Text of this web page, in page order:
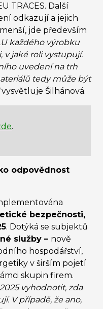
TRACES. Další
odkazují a jejich
jde především
každého výrobku
v jaké roli vystupují.
uvedení na trh
tedy může být
vysvětluje Šilhánová.
.
odpovědnost
bezpečnosti,
. Dotýká se subjektů
služby – nově
hospodářství,
v širším pojetí
skupin firem.
vyhodnotit, zda
V případě, že ano,